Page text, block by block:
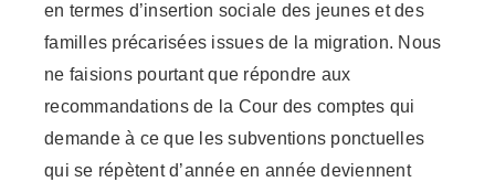
en termes d’insertion sociale des jeunes et des
familles précarisées issues de la migration. Nous
ne faisions pourtant que répondre aux
recommandations de la Cour des comptes qui
demande à ce que les subventions ponctuelles
qui se répètent d’année en année deviennent